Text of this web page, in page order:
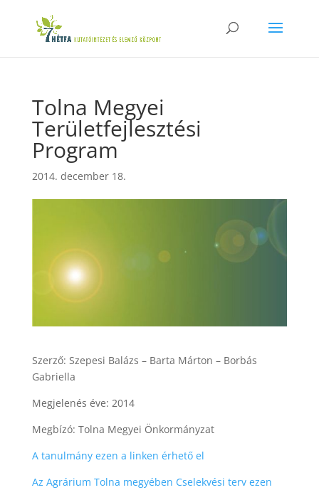
Tolna Megyei
Területfejlesztési
Program
2014. december 18.
Szerző: Szepesi Balázs – Barta Márton – Borbás
Gabriella
Megjelenés éve: 2014
Megbízó: Tolna Megyei Önkormányzat
A tanulmány ezen a linken érhető el
Az Agrárium Tolna megyében Cselekvési terv ezen